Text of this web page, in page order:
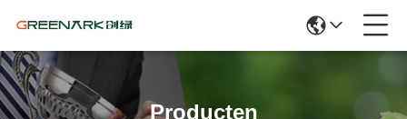
Producten